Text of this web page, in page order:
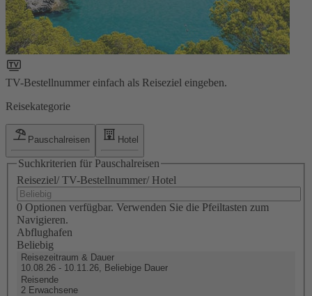
TV-Bestellnummer einfach als Reiseziel eingeben.
Reisekategorie
Pauschalreisen Hotel
Suchkriterien für Pauschalreisen
Reiseziel/ TV-Bestellnummer/ Hotel
0 Optionen verfügbar. Verwenden Sie die Pfeiltasten zum
Navigieren.
Abflughafen
Beliebig
Reisezeitraum & Dauer
10.08.26 - 10.11.26, Beliebige Dauer
Reisende
2 Erwachsene